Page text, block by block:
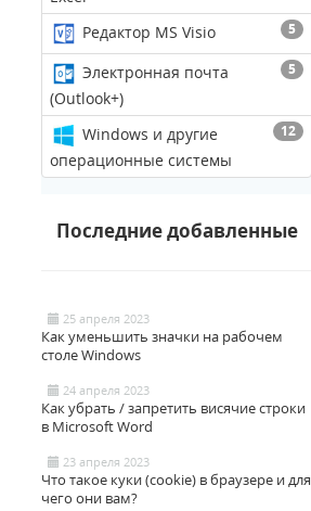
5
Редактор MS Visio
5
Электронная почта
(Outlook+)
12
Windows и другие
операционные системы
Последние добавленные
25 апреля 2023
Как уменьшить значки на рабочем
столе Windows
24 апреля 2023
Как убрать / запретить висячие строки
в Microsoft Word
23 апреля 2023
Что такое куки (cookie) в браузере и для
чего они вам?